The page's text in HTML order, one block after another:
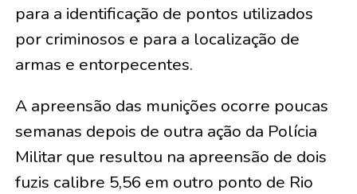
para a identificação de pontos utilizados
por criminosos e para a localização de
armas e entorpecentes.
A apreensão das munições ocorre poucas
semanas depois de outra ação da Polícia
Militar que resultou na apreensão de dois
fuzis calibre 5,56 em outro ponto de Rio